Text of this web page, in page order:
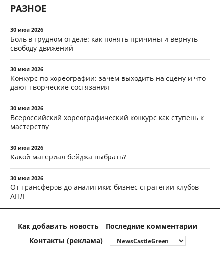
РАЗНОЕ
30 июл 2026
Боль в грудном отделе: как понять причины и вернуть
свободу движений
30 июл 2026
Конкурс по хореографии: зачем выходить на сцену и что
дают творческие состязания
30 июл 2026
Всероссийский хореографический конкурс как ступень к
мастерству
30 июл 2026
Какой материал бейджа выбрать?
30 июл 2026
От трансферов до аналитики: бизнес-стратегии клубов
АПЛ
Как добавить новость
Последние комментарии
Контакты (реклама)